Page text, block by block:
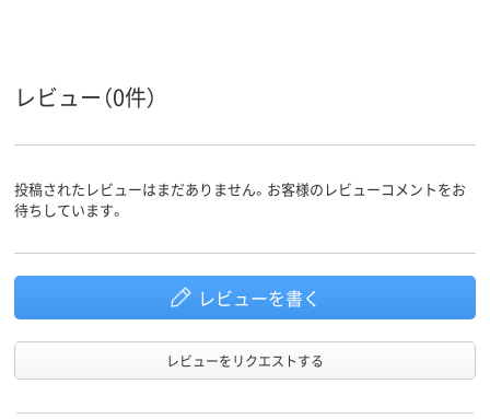
レビュー（0件）
投稿されたレビューはまだありません。お客様のレビューコメントをお
待ちしています。
レビューを書く
レビューをリクエストする